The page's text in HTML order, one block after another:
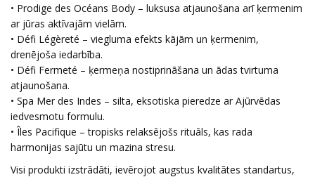
• Prodige des Océans Body – luksusa atjaunošana arī ķermenim
ar jūras aktīvajām vielām.
• Défi Légèreté – viegluma efekts kājām un ķermenim,
drenējoša iedarbība.
• Défi Fermeté – ķermeņa nostiprināšana un ādas tvirtuma
atjaunošana.
• Spa Mer des Indes – silta, eksotiska pieredze ar Ajūrvēdas
iedvesmotu formulu.
• Îles Pacifique – tropisks relaksējošs rituāls, kas rada
harmonijas sajūtu un mazina stresu.
Visi produkti izstrādāti, ievērojot augstus kvalitātes standartus,